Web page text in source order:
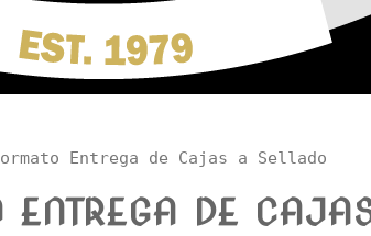
Entrega de Cajas a Sellado
ENTREGA DE